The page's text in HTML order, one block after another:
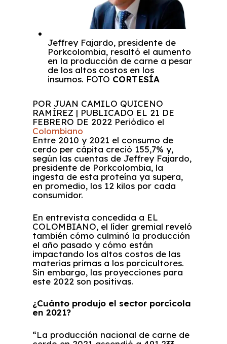
Jeffrey Fajardo, presidente de
Porkcolombia, resaltó el aumento
en la producción de carne a pesar
de los altos costos en los
insumos. FOTO CORTESÍA
POR JUAN CAMILO QUICENO
RAMÍREZ | PUBLICADO EL 21 DE
FEBRERO DE 2022 Periódico el
Colombiano
Entre 2010 y 2021 el consumo de
cerdo per cápita creció 155,7% y,
según las cuentas de Jeffrey Fajardo,
presidente de Porkcolombia, la
ingesta de esta proteína ya supera,
en promedio, los 12 kilos por cada
consumidor.
En entrevista concedida a EL
COLOMBIANO, el líder gremial reveló
también cómo culminó la producción
el año pasado y cómo están
impactando los altos costos de las
materias primas a los porcicultores.
Sin embargo, las proyecciones para
este 2022 son positivas.
¿Cuánto produjo el sector porcícola
en 2021?
“La producción nacional de carne de